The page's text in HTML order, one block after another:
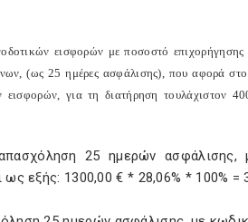
εισφορών με ποσοστό
(ως 25 ημέρες ασφάλισης), που αφορά
για τη διατήρηση τουλάχιστον
25 ημερών ασφάλισης,
εξής: 1300,00 € * 28,06% * 100% =